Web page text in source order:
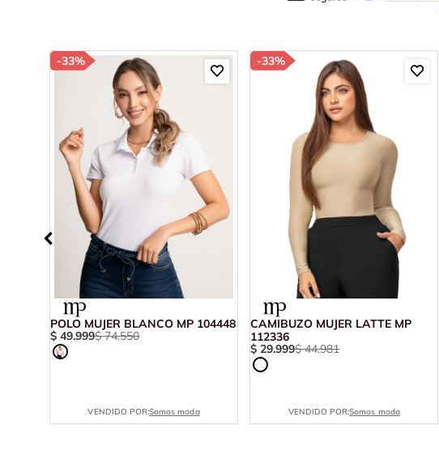
-33%
POLO MUJER BLANCO MP 104448
$ 49.999$ 74.550
VENDIDO POR:Somos moda
-33%
CAMIBUZO MUJER LATTE MP
112336
$ 29.999$ 44.981
VENDIDO POR:Somos moda